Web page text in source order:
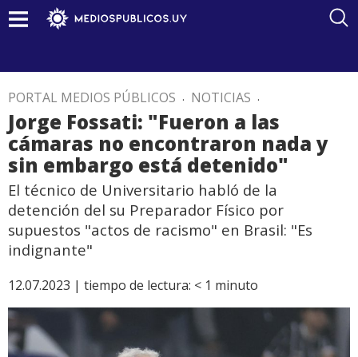
PORTAL MEDIOS PÚBLICOS . NOTICIAS .
Jorge Fossati: "Fueron a las
cámaras no encontraron nada y
sin embargo está detenido"
El técnico de Universitario habló de la
detención del su Preparador Físico por
supuestos "actos de racismo" en Brasil: "Es
indignante"
12.07.2023 | tiempo de lectura: < 1 minuto